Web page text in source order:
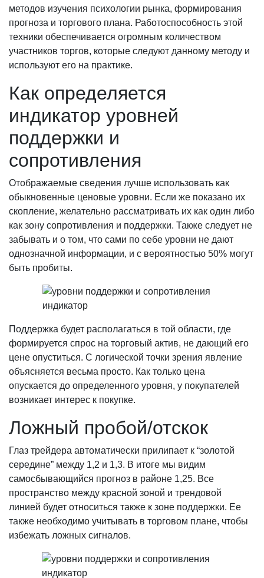
методов изучения психологии рынка, формирования
прогноза и торгового плана. Работоспособность этой
техники обеспечивается огромным количеством
участников торгов, которые следуют данному методу и
используют его на практике.
Как определяется
индикатор уровней
поддержки и
сопротивления
Отображаемые сведения лучше использовать как
обыкновенные ценовые уровни. Если же показано их
скопление, желательно рассматривать их как один либо
как зону сопротивления и поддержки. Также следует не
забывать и о том, что сами по себе уровни не дают
однозначной информации, и с вероятностью 50% могут
быть пробиты.
Поддержка будет располагаться в той области, где
формируется спрос на торговый актив, не дающий его
цене опуститься. С логической точки зрения явление
объясняется весьма просто. Как только цена
опускается до определенного уровня, у покупателей
возникает интерес к покупке.
Ложный пробой/отскок
Глаз трейдера автоматически прилипает к “золотой
середине” между 1,2 и 1,3. В итоге мы видим
самосбывающийся прогноз в районе 1,25. Все
пространство между красной зоной и трендовой
линией будет относиться также к зоне поддержки. Ее
также необходимо учитывать в торговом плане, чтобы
избежать ложных сигналов.